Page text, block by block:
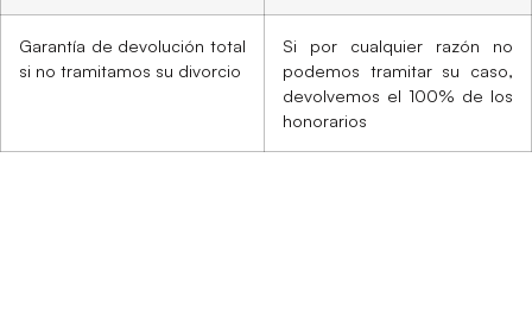
Garantía de devolución total
si no tramitamos su divorcio
Si por cualquier razón no
podemos tramitar su caso,
devolvemos el 100% de los
honorarios